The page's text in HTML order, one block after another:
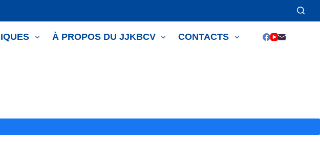
À PROPOS DU JJKBCV CONTACTS